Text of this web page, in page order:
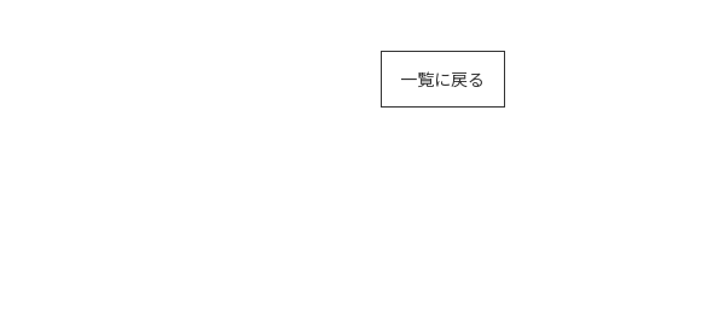
一覧に戻る